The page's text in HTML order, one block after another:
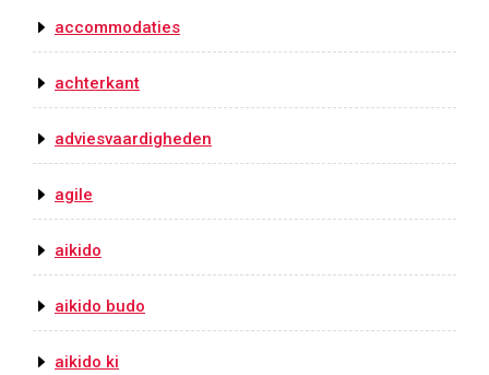
accommodaties
achterkant
adviesvaardigheden
agile
aikido
aikido budo
aikido ki